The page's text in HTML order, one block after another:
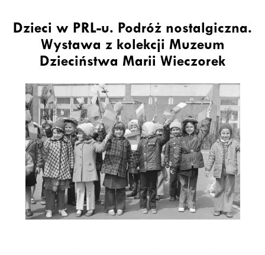
Dzieci w PRL-u. Podróż nostalgiczna.
Wystawa z kolekcji Muzeum
Dzieciństwa Marii Wieczorek